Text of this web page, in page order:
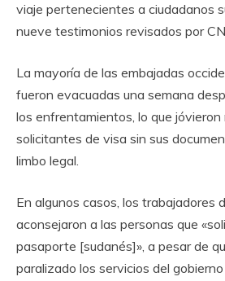
viaje pertenecientes a ciudadanos
nueve testimonios revisados ​​por
La mayoría de las embajadas
fueron evacuadas una semana
los enfrentamientos, lo que jóvieron
solicitantes de visa sin sus
limbo legal.
En algunos casos, los trabajadores
aconsejaron a las personas que
pasaporte [sudanés]», a pesar de
paralizado los servicios del